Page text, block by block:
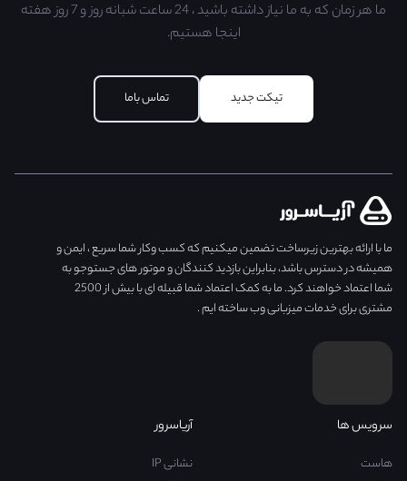
ما هر زمان که به ما نیاز داشته باشید ، 24 ساعت شبانه روز و 7 روز هفته
اینجا هستیم.
تیکت جدید تماس با‌ما
ما با ارائه بهترین زیرساخت تضمین میکنیم که کسب وکار شما سریع ، ایمن و
همیشه در دسترس باشد، بنابراین بازدید کنندگان و موتور های جستوجو به
شما اعتماد خواهند کرد. ما به کمک اعتماد شما قبیله ای با بیش از 2500
مشتری برای خدمات میزبانی وب ساخته ایم .
سرویس ها
هاست
آریاسرور
نشانی IP